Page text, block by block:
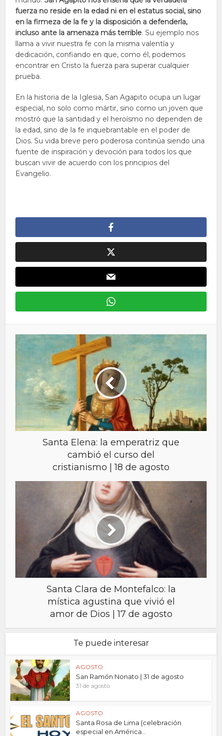
fuerza no reside en la edad ni en el estatus social, sino
en la firmeza de la fe y la disposición a defenderla,
incluso ante la amenaza más terrible. Su ejemplo nos
llama a vivir nuestra fe con la misma valentía y
dedicación, confiando en que, como él, podemos
encontrar en Cristo la fuerza para superar cualquier
prueba.
En la historia de la Iglesia, San Agapito ocupa un lugar
especial, no solo como mártir, sino como un joven que
mostró que la santidad y el heroísmo no dependen de
la edad, sino de la fe inquebrantable en el poder de
Dios. Su vida breve pero poderosa continúa siendo una
fuente de inspiración y devoción para todos los que
buscan vivir de acuerdo con los principios del
Evangelio.
Santa Elena: la emperatriz que
cambió el curso del
cristianismo | 18 de agosto
Santa Clara de Montefalco: la
mística agustina que vivió el
amor de Dios | 17 de agosto
Te puede interesar
AGOSTO
San Ramón Nonato | 31 de agosto
31 de agosto
AGOSTO
Santa Rosa de Lima (celebración
especial en América...